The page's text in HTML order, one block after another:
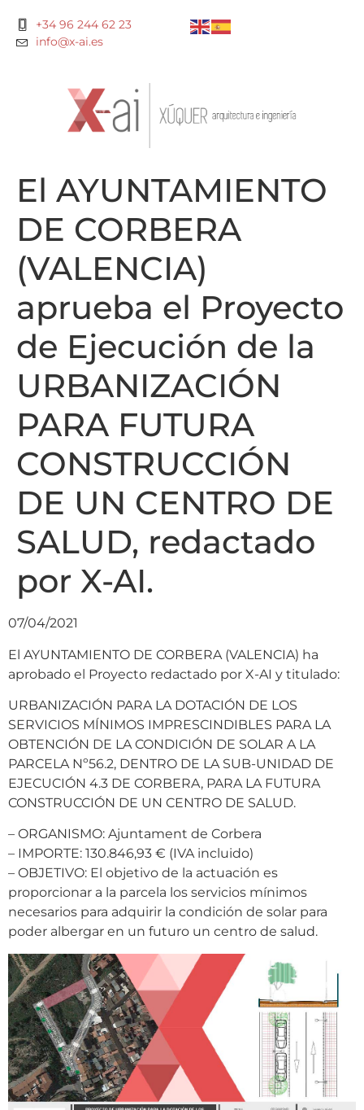
+34 96 244 62 23
info@x-ai.es
El AYUNTAMIENTO
DE CORBERA
(VALENCIA)
aprueba el Proyecto
de Ejecución de la
URBANIZACIÓN
PARA FUTURA
CONSTRUCCIÓN
DE UN CENTRO DE
SALUD, redactado
por X-AI.
07/04/2021
El AYUNTAMIENTO DE CORBERA (VALENCIA) ha
aprobado el Proyecto redactado por X-AI y titulado:
URBANIZACIÓN PARA LA DOTACIÓN DE LOS
SERVICIOS MÍNIMOS IMPRESCINDIBLES PARA LA
OBTENCIÓN DE LA CONDICIÓN DE SOLAR A LA
PARCELA Nº56.2, DENTRO DE LA SUB-UNIDAD DE
EJECUCIÓN 4.3 DE CORBERA, PARA LA FUTURA
CONSTRUCCIÓN DE UN CENTRO DE SALUD.
– ORGANISMO: Ajuntament de Corbera
– IMPORTE: 130.846,93 € (IVA incluido)
– OBJETIVO: El objetivo de la actuación es
proporcionar a la parcela los servicios mínimos
necesarios para adquirir la condición de solar para
poder albergar en un futuro un centro de salud.